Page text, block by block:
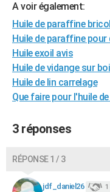
Art de vivre
Bien-être
Loisirs
Mode
Modes de vie
SANTE
Alimentation
Guide de la santé
Maladies
Médicaments
Sommeil
VOYAGE
Destinations
City break
Voyage nature
Voyage de noces
Forum
Climat
+PHOTO
GUIDES D'ACHAT
CARTE DE VOEUX
Carte de Noël
Carte Bonne année
Carte Saint-Valentin
Carte Pâques
Carte d'anniversaire
DICTIONNAIRE
Dictionnaire
Biographies
Citations
Expressions
Proverbes
PROGRAMME TV
A voir également:
Huile de paraffine
Huile de paraffine
Huile exoil avis
Huile de vidange sur
Huile de lin carrelage
Que faire pour l'huile
3 réponses
RÉPONSE 1 / 3
jdf_daniel26 1